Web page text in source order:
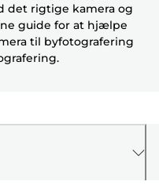
det rigtige kamera og
guide for at hjælpe
til byfotografering